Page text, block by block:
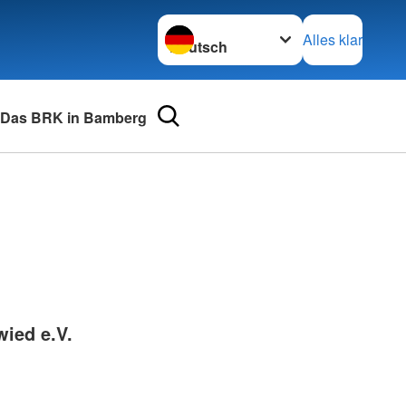
Sprache wechseln zu
Alles klar
Das BRK in Bamberg
und Lob
e.V.